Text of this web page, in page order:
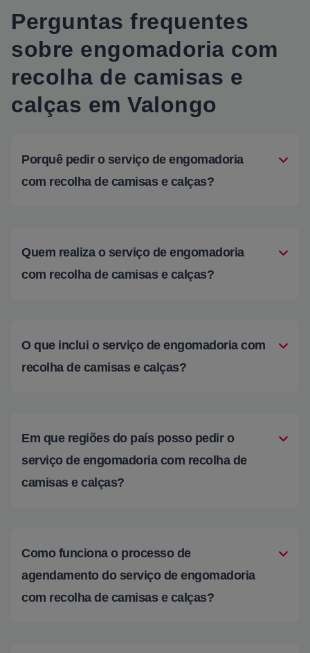
Perguntas frequentes
sobre engomadoria com
recolha de camisas e
calças em Valongo
Porquê pedir o serviço de engomadoria
com recolha de camisas e calças?
Quem realiza o serviço de engomadoria
com recolha de camisas e calças?
O que inclui o serviço de engomadoria com
recolha de camisas e calças?
Em que regiões do país posso pedir o
serviço de engomadoria com recolha de
camisas e calças?
Como funciona o processo de
agendamento do serviço de engomadoria
com recolha de camisas e calças?